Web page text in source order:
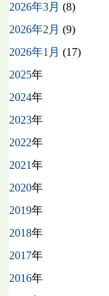
2026年3月 (8)
2026年2月 (9)
2026年1月 (17)
2025年
2024年
2023年
2022年
2021年
2020年
2019年
2018年
2017年
2016年